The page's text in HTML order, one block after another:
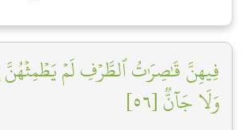
فِيهِنَّ قَٰصِرَٰتُ ٱلطَّرۡفِ لَمۡ يَطۡمِثۡهُنَّ
وَلَا جَآنّٞ [٥٦]